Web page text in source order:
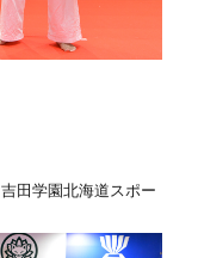
吉田学園北海道スポー